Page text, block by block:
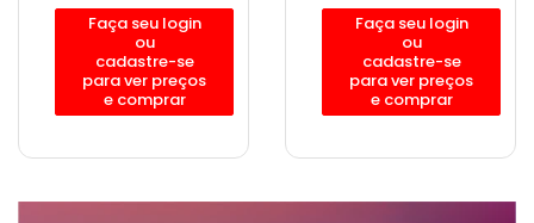
Faça seu login
ou
cadastre-se
para ver preços
e comprar
Faça seu login
ou
cadastre-se
para ver preços
e comprar